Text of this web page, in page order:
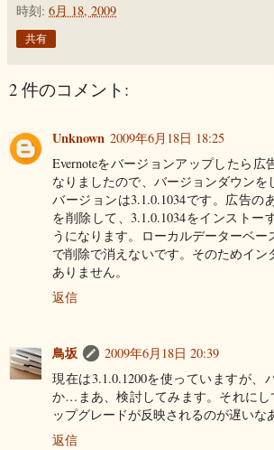
時刻: 6月 18, 2009
共有
2 件のコメント:
Unknown 2009年6月18日 18:25
Evernoteをバージョンアップしたら広
なりましたので、バージョンダウンを
バージョンは3.1.0.1034です。広告の
を削除して、3.1.0.1034をインストー
うになります。ローカルデーターベ
で削除で消えないです。そのためイン
ありません。
返信
鳥坂
2009年6月18日 20:39
現在は3.1.0.1200を使っていますが、
か…まあ、検討してみます。それにし
ップグレードが反映されるのが遅いな
返信